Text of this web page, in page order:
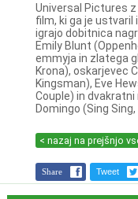
Universal Pictures
film, ki ga je ustvaril
igrajo dobitnica
Emily Blunt
emmyja in zlatega
Krona), oskarjevec
Kingsman), Eve
Couple) in
Domingo (Sing Sing,
< nazaj na prejšnjo
Share Tweet